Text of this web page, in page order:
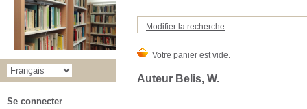
Modifier la recherche
Auteur Belis, W.
Se connecter